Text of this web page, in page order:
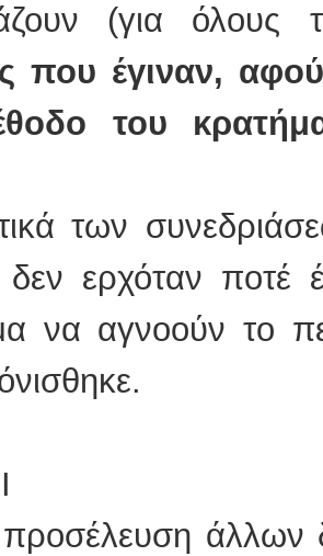
(για όλους
που έγιναν,
του
των
δεν ερχόταν ποτέ
να αγνοούν το
άλλων